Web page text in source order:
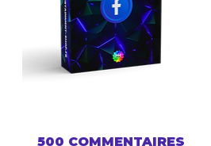
Schnellansicht
500 COMMENTAIRES